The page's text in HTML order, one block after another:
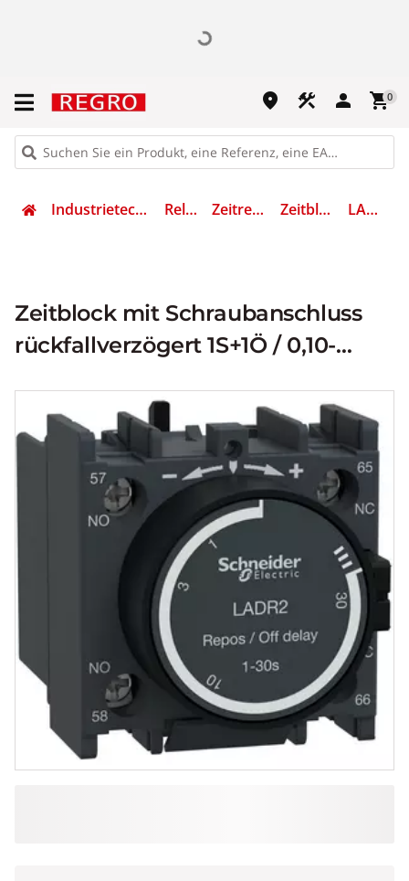
place construction person shopping_cart0
Industrietechnik Relais Zeitrelais Zeitblock LADR2
Zeitblock mit Schraubanschluss
rückfallverzögert 1S+1Ö / 0,10-